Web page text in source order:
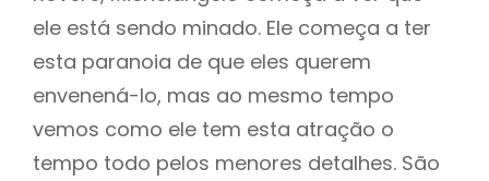
ele está sendo minado. Ele começa a ter
esta paranoia de que eles querem
envenená-lo, mas ao mesmo tempo
vemos como ele tem esta atração o
tempo todo pelos menores detalhes. São